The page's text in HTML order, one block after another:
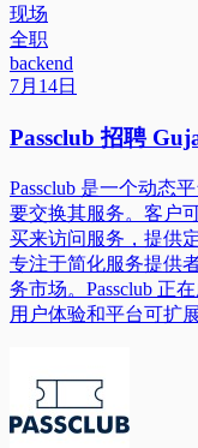
现场
全职
backend
7月14日
Passclub 招聘
Passclub 是一个动态
要交换其服务。客户
买来访问服务，提供
专注于简化服务提供
务市场。Passclub 正
用户体验和平台可扩